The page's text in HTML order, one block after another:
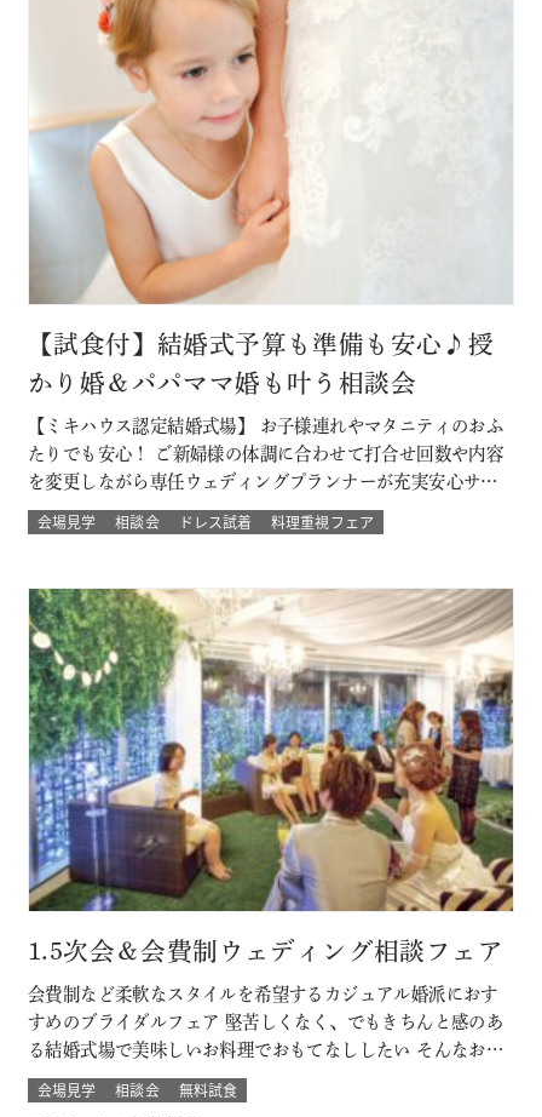
【試食付】結婚式予算も準備も安心♪授
かり婚＆パパママ婚も叶う相談会
【ミキハウス認定結婚式場】 お子様連れやマタニティのおふ
たりでも安心！ ご新婦様の体調に合わせて打合せ回数や内容
を変更しながら専任ウェディングプランナーが充実安心サポ
ート 授かり婚のカップルもパパママ婚のカップルが不安な部
分をすべて解消 必要なベビー用品やお部屋などもすべて結婚
ピー♪ 新しく人気の春婚プ…
会場見学 相談会 ドレス試着 料理重視フェア
1.5次会＆会費制ウェディング相談フェア
会費制など柔軟なスタイルを希望するカジュアル婚派におす
すめのブライダルフェア 堅苦しくなく、でもきちんと感のあ
る結婚式場で美味しいお料理でおもてなししたい そんなおふ
たりに必見です！ このフェアに含まれるコンテンツ
会場見学 相談会
無料試食